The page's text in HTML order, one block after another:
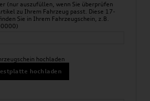
(nur auszufüllen, wenn Sie überprüfen
zu Ihrem Fahrzeug passt. Diese 17-
Sie in Ihrem Fahrzeugschein, z.B.
hochladen
hochladen